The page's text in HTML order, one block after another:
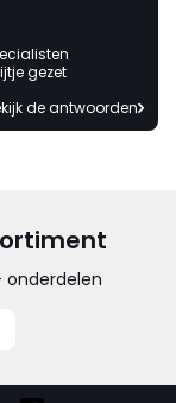
gezet
de antwoorden
onderdelen